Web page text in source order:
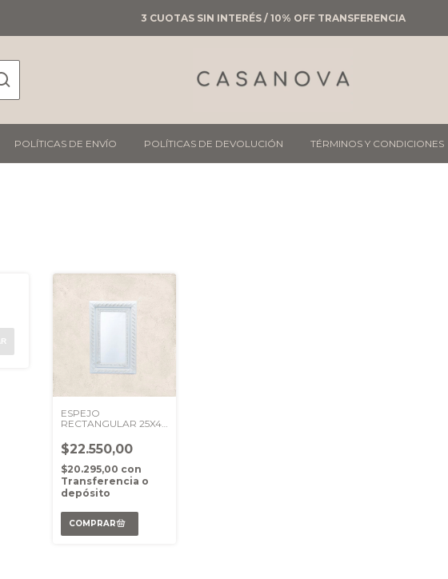
3 CUOTAS SIN INTERÉS / 10% OFF TRANSFERENCIA
POLÍTICAS DE ENVÍO POLÍTICAS DE DEVOLUCIÓN TÉRMINOS Y CONDICIONES
ESPEJO
RECTANGULAR 25X41
$22.550,00
$20.295,00 con
Transferencia o
depósito